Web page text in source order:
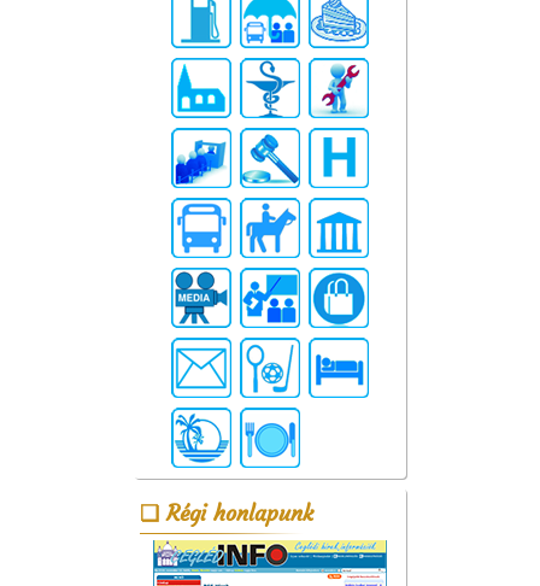
Régi honlapunk